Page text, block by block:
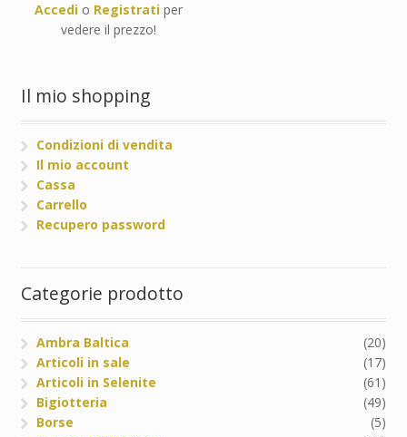
Accedio Registratiper
vedere il prezzo!
Il mio shopping
Condizioni di vendita
Il mio account
Cassa
Carrello
Recupero password
Categorie prodotto
Ambra Baltica
(20)
Articoli in sale
(17)
Articoli in Selenite
(61)
Bigiotteria
(49)
Borse
(5)